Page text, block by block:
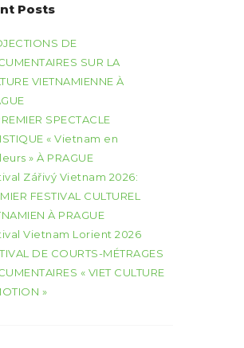
Posts
DE
SUR LA
VIETNAMIENNE À
SPECTACLE
« Vietnam en
» À PRAGUE
Zářivý Vietnam 2026:
FESTIVAL CULTUREL
À PRAGUE
Vietnam Lorient 2026
DE COURTS-MÉTRAGES
« VIET CULTURE
»